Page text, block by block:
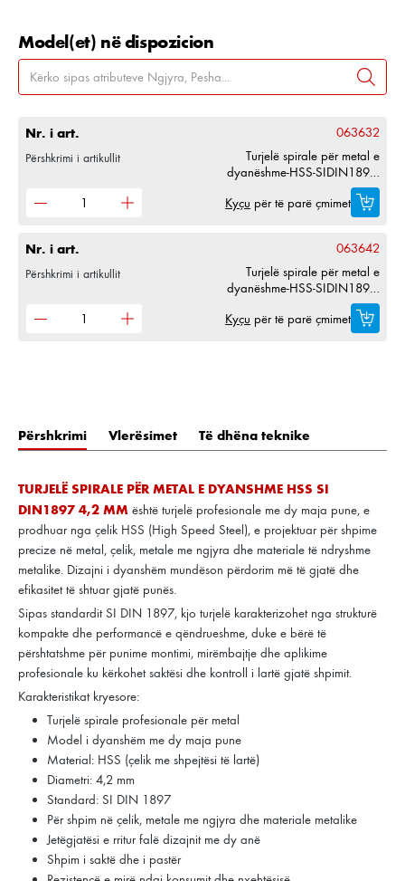
Model(et) në dispozicion
Nr. i art. 063632
Përshkrimi i artikullit
Turjelë spirale për metal e
dyanëshme-HSS-SIDIN1897-
D3,2mm
Kyçu për të parë çmimet
Nr. i art. 063642
Përshkrimi i artikullit
Turjelë spirale për metal e
dyanëshme-HSS-SIDIN1897-
D4,2mm
Kyçu për të parë çmimet
Përshkrimi Vlerësimet Të dhëna teknike
TURJELË SPIRALE PËR METAL E DYANSHME HSS SI
DIN1897 4,2 MM është turjelë profesionale me dy maja pune, e
prodhuar nga çelik HSS (High Speed Steel), e projektuar për shpime
precize në metal, çelik, metale me ngjyra dhe materiale të ndryshme
metalike. Dizajni i dyanshëm mundëson përdorim më të gjatë dhe
efikasitet të shtuar gjatë punës.
Sipas standardit SI DIN 1897, kjo turjelë karakterizohet nga strukturë
kompakte dhe performancë e qëndrueshme, duke e bërë të
përshtatshme për punime montimi, mirëmbajtje dhe aplikime
profesionale ku kërkohet saktësi dhe kontroll i lartë gjatë shpimit.
Karakteristikat kryesore:
Turjelë spirale profesionale për metal
Model i dyanshëm me dy maja pune
Material: HSS (çelik me shpejtësi të lartë)
Diametri: 4,2 mm
Standard: SI DIN 1897
Për shpim në çelik, metale me ngjyra dhe materiale metalike
Jetëgjatësi e rritur falë dizajnit me dy anë
Shpim i saktë dhe i pastër